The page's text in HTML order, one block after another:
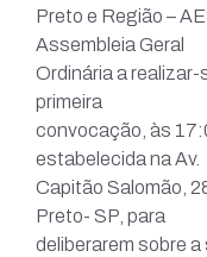
Preto e Região –
Assembleia Geral
Ordinária a realizar-
primeira
convocação, às
estabelecida na Av.
Capitão Salomão,
Preto- SP, para
deliberarem sobre